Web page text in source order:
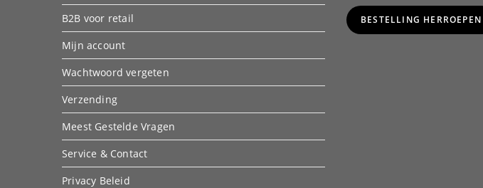
B2B voor retail
Mijn account
Wachtwoord vergeten
Verzending
Meest Gestelde Vragen
Service & Contact
Privacy Beleid
BESTELLING HERROEPEN